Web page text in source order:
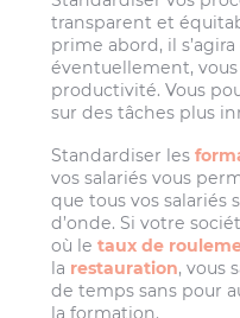
transparent et
prime abord, il
éventuellement,
productivité. Vous
sur des tâches plus
Standardiser les
vos salariés vous
que tous vos salariés
d’onde. Si votre
où letaux de
la restauration, vous
de temps sans pour
la formation.